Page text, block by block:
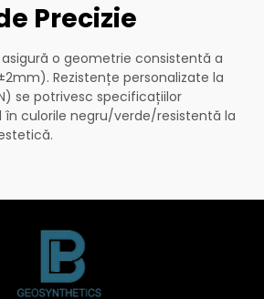
Precizie
o geometrie consistentă a
Rezistențe personalizate la
se potrivesc specificațiilor
în culorile negru/verde/resistentă la